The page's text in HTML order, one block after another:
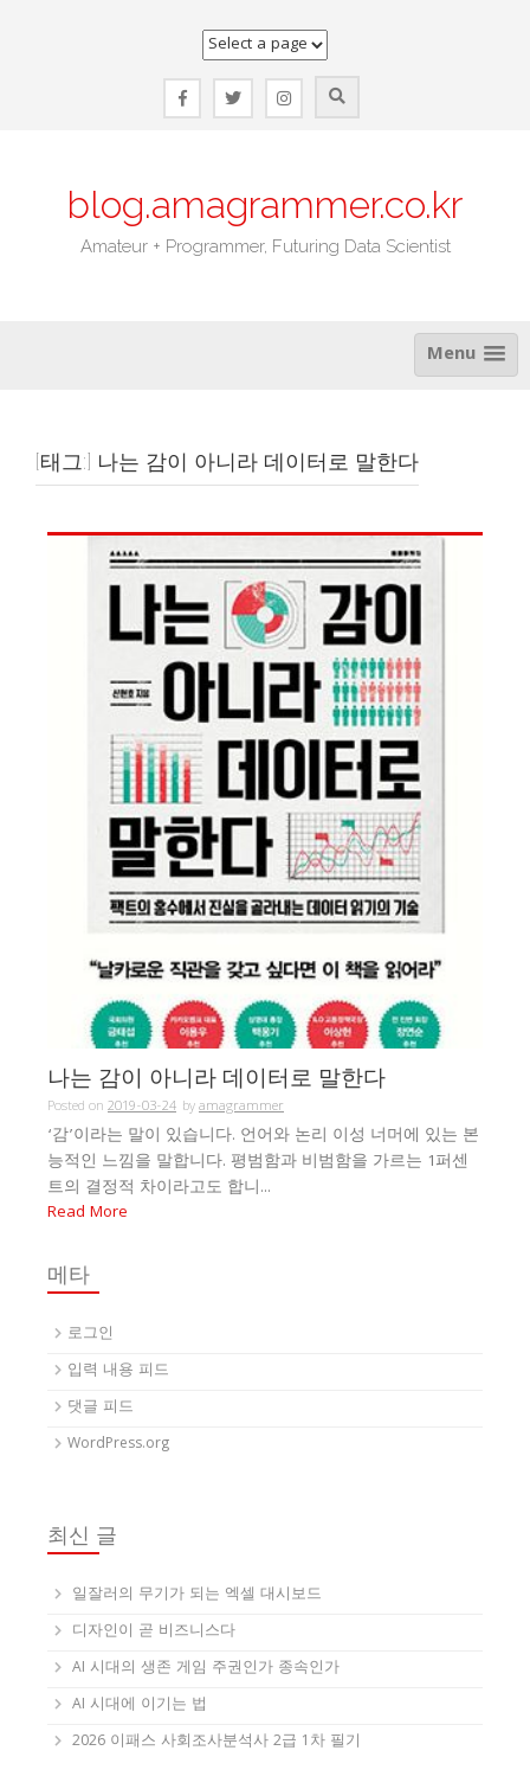
blog.amagrammer.co.kr
Amateur + Programmer, Futuring Data Scientist
Menu
[태그:] 나는 감이 아니라 데이터로 말한다
나는 감이 아니라 데이터로 말한다
Posted on 2019-03-24 byamagrammer
‘감’이라는 말이 있습니다. 언어와 논리 이성 너머에 있는 본
능적인 느낌을 말합니다. 평범함과 비범함을 가르는 1퍼센
트의 결정적 차이라고도 합니...
Read More
메타
로그인
입력 내용 피드
댓글 피드
WordPress.org
최신 글
일잘러의 무기가 되는 엑셀 대시보드
디자인이 곧 비즈니스다
AI 시대의 생존 게임 주권인가 종속인가
AI 시대에 이기는 법
2026 이패스 사회조사분석사 2급 1차 필기